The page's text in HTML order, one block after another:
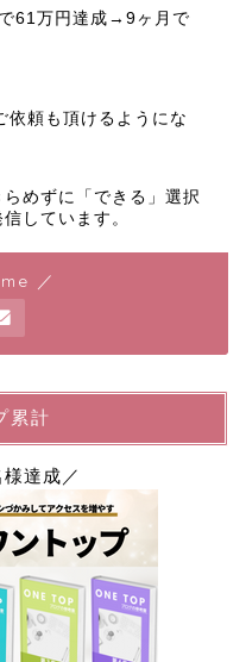
61万円達成→9ヶ月で
依頼も頂けるようにな
めずに「できる」選択
しています。
／
累計
達成／